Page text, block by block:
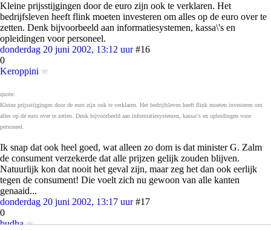
Kleine prijsstijgingen door de euro zijn ook te verklaren. Het
bedrijfsleven heeft flink moeten investeren om alles op de euro over te
zetten. Denk bijvoorbeeld aan informatiesystemen, kassa\'s en
opleidingen voor personeel.
donderdag 20 juni 2002, 13:12 uur #16
0
Keroppini
quote:
Kleine prijsstijgingen door de euro zijn ook te verklaren. Het bedrijfsleven heeft flink moeten investeren om
alles op de euro over te zetten. Denk bijvoorbeeld aan informatiesystemen, kassa\'s en opleidingen voor
personeel.
Ik snap dat ook heel goed, wat alleen zo dom is dat minister G. Zalm
de consument verzekerde dat alle prijzen gelijk zouden blijven.
Natuurlijk kon dat nooit het geval zijn, maar zeg het dan ook eerlijk
tegen de consument! Die voelt zich nu gewoon van alle kanten
genaaid...
donderdag 20 juni 2002, 13:17 uur #17
0
budha